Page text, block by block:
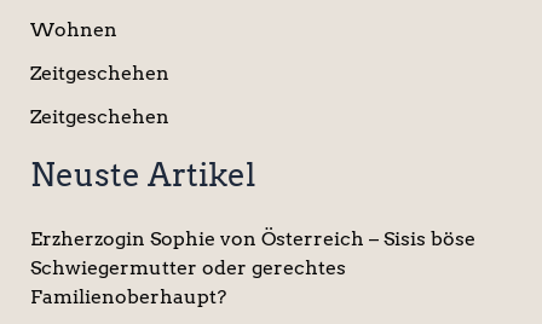
Wohnen
Zeitgeschehen
Zeitgeschehen
Neuste Artikel
Erzherzogin Sophie von Österreich – Sisis böse
Schwiegermutter oder gerechtes
Familienoberhaupt?